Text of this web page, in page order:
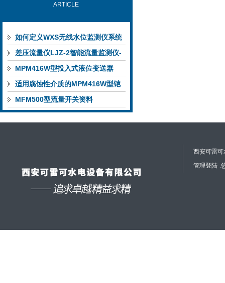
ARTICLE
如何定义WXS无线水位监测仪系统
的应用特征
差压流量仪LJZ-2智能流量监测仪-
电站自动化仪表
MPM416W型投入式液位变送器
适用腐蚀性介质的MPM416W型铠
装插入式液位变送器
MFM500型流量开关资料
西安可雷
管理登陆